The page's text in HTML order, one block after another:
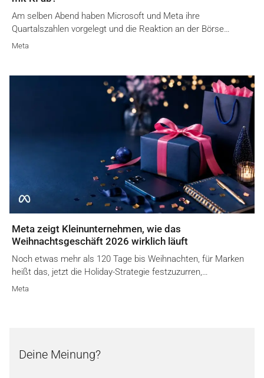
Am selben Abend haben Microsoft und Meta ihre
Quartalszahlen vorgelegt und die Reaktion an der Börse…
Meta
Meta zeigt Kleinunternehmen, wie das
Weihnachtsgeschäft 2026 wirklich läuft
Noch etwas mehr als 120 Tage bis Weihnachten, für Marken
heißt das, jetzt die Holiday-Strategie festzuzurren,…
Meta
Deine Meinung?